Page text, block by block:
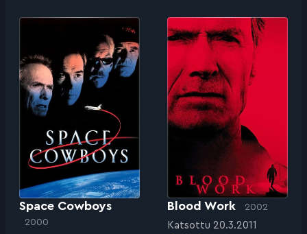
Space Cowboys
2000
Blood Work 2002
Katsottu 20.3.2011